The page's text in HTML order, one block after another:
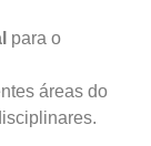
para o
áreas do